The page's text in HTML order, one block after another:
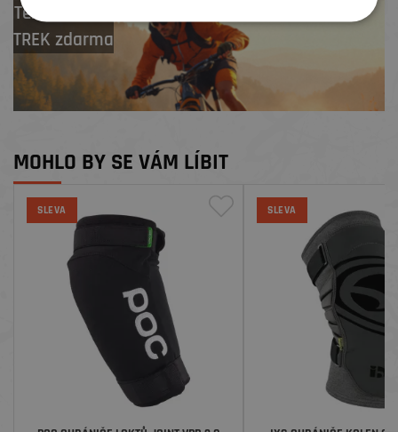
Test centrum
TREK zdarma
MOHLO BY SE VÁM LÍBIT
SLEVA SLEVA